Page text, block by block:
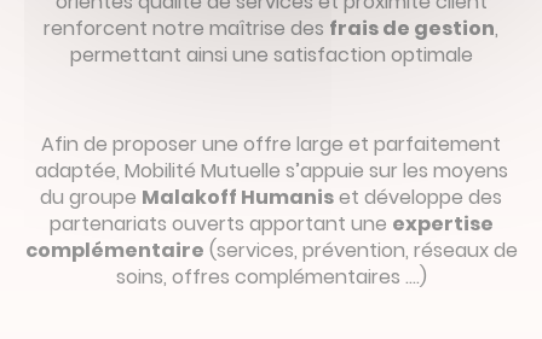
renforcent notre maîtrise des frais de gestion,
permettant ainsi une satisfaction optimale
Afin de proposer une offre large et parfaitement
adaptée, Mobilité Mutuelle s’appuie sur les moyens
du groupe Malakoff Humaniset développe des
partenariats ouverts apportant une expertise
complémentaire (services, prévention, réseaux de
soins, offres complémentaires ….)